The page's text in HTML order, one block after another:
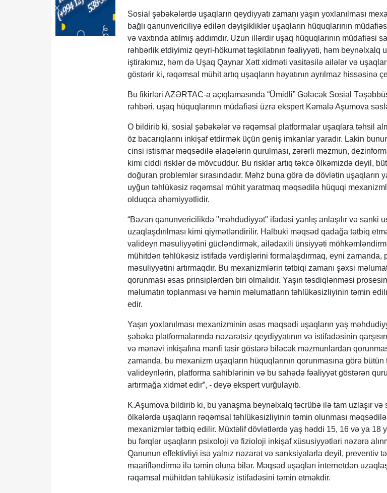
Sosial şəbəkələrdə uşaqların qeydiyyatı zamanı yaşın yoxlanılması
bağlı qanunvericiliyə edilən dəyişikliklər uşaqların hüquqlarının
və vaxtında atılmış addımdır. Uzun illərdir uşaq hüquqlarının müdafiəsi
rəhbərlik etdiyimiz qeyri-hökumət təşkilatının fəaliyyəti, həm beynəlxalq
iştirakımız, həm də Uşaq Qaynar Xətt xidməti vasitəsilə ailələr və
göstərir ki, rəqəmsal mühit artıq uşaqların həyatının ayrılmaz hissəsinə
Bu fikirləri AZƏRTAC-a açıqlamasında “Ümidli” Gələcək Sosial
rəhbəri, uşaq hüquqlarının müdafiəsi üzrə ekspert Kəmalə Aşumova
O bildirib ki, sosial şəbəkələr və rəqəmsal platformalar uşaqlara təhsil
öz bacarıqlarını inkişaf etdirmək üçün geniş imkanlar yaradır. Lakin
cinsi istismar məqsədilə əlaqələrin qurulması, zərərli məzmun,
kimi ciddi risklər də mövcuddur. Bu risklər artıq təkcə ölkəmizdə deyil,
doğuran problemlər sırasındadır. Məhz buna görə də dövlətin uşaqların
uyğun təhlükəsiz rəqəmsal mühit yaratmaq məqsədilə hüquqi
olduqca əhəmiyyətlidir.
“Bəzən qanunvericilikdə "məhdudiyyət" ifadəsi yanlış anlaşılır və sanki
uzaqlaşdırılması kimi qiymətləndirilir. Halbuki məqsəd qadağa tətbiq
valideyn məsuliyyətini gücləndirmək, ailədaxili ünsiyyəti
mühitdən təhlükəsiz istifadə vərdişlərini formalaşdırmaq, eyni zamanda,
məsuliyyətini artırmaqdır. Bu mexanizmlərin tətbiqi zamanı şəxsi
qorunması əsas prinsiplərdən biri olmalıdır. Yaşın təsdiqlənməsi
məlumatın toplanması və həmin məlumatların təhlükəsizliyinin təmin
edir.
Yaşın yoxlanılması mexanizminin əsas məqsədi uşaqların yaş
şəbəkə platformalarında nəzarətsiz qeydiyyatının və istifadəsinin
və mənəvi inkişafına mənfi təsir göstərə biləcək məzmunlardan
zamanda, bu mexanizm uşaqların hüquqlarının qorunmasına görə
valideynlərin, platforma sahiblərinin və bu sahədə fəaliyyət göstərən
artırmağa xidmət edir”, - deyə ekspert vurğulayıb.
K.Aşumova bildirib ki, bu yanaşma beynəlxalq təcrübə ilə tam uzlaşır və
ölkələrdə uşaqların rəqəmsal təhlükəsizliyinin təmin olunması
mexanizmlər tətbiq edilir. Müxtəlif dövlətlərdə yaş həddi 15, 16 və ya 18
bu fərqlər uşaqların psixoloji və fizioloji inkişaf xüsusiyyətləri nəzərə
Qanunun effektivliyi isə yalnız nəzarət və sanksiyalarla deyil, preventiv
maarifləndirmə ilə təmin oluna bilər. Məqsəd uşaqları internetdən
rəqəmsal mühitdən təhlükəsiz istifadəsini təmin etməkdir.